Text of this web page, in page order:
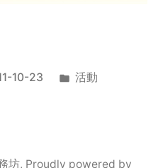
10-23
Posted
活動
坊, Proudly powered by